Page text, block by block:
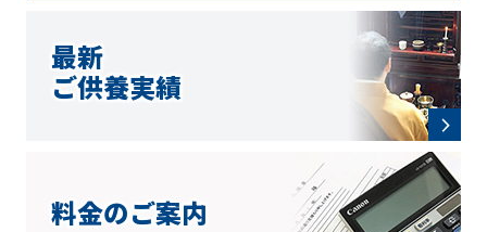
最新
ご供養実績
料金のご案内